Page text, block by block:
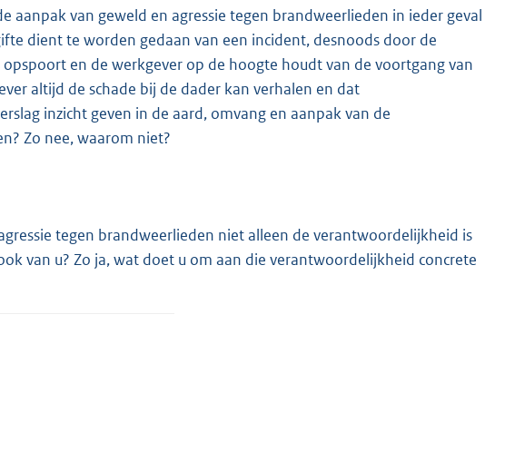
aanpak van geweld en agressie tegen brandweerlieden in ieder geval
dient te worden gedaan van een incident, desnoods door de
en de werkgever op de hoogte houdt van de voortgang van
altijd de schade bij de dader kan verhalen en dat
inzicht geven in de aard, omvang en aanpak van de
Zo nee, waarom niet?
tegen brandweerlieden niet alleen de verantwoordelijkheid is
van u? Zo ja, wat doet u om aan die verantwoordelijkheid concrete